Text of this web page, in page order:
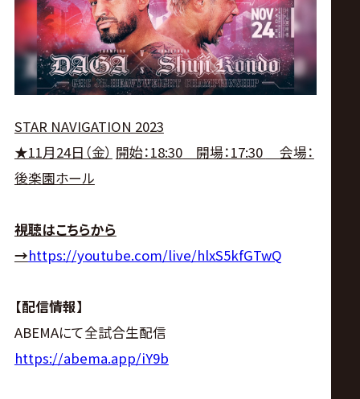
ン
グ・
ノ
ア
公
式
サ
イ
STAR NAVIGATION 2023
★11月24日（金） 開始：18:30開場：17:30
会場：
後楽園ホール
視聴はこちらから
→https://youtube.com/live/hlxS5kfGTwQ
【配信情報】
ABEMAにて全試合生配信
https://abema.app/iY9b